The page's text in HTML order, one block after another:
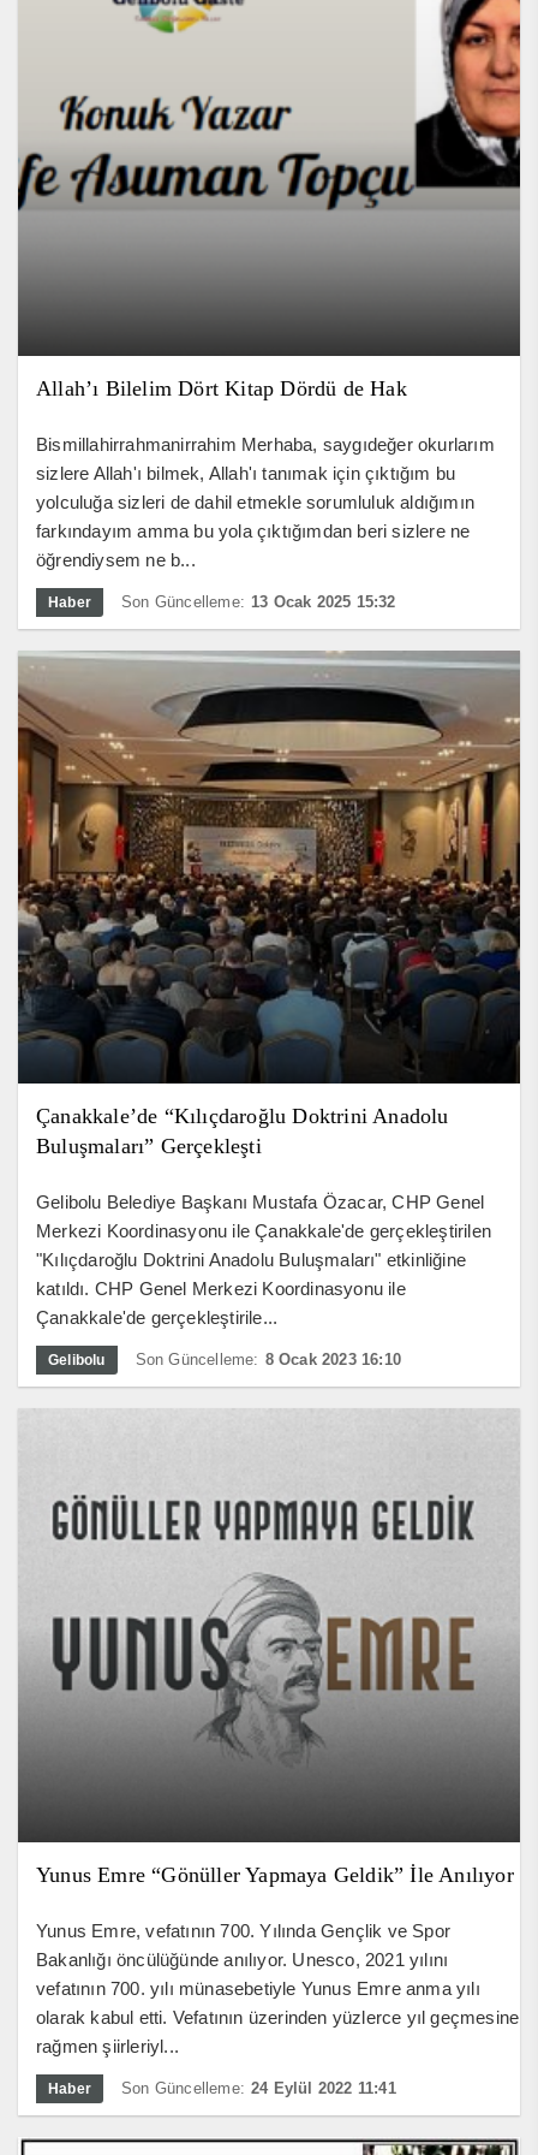
Allah’ı Bilelim Dört Kitap Dördü de Hak
Bismillahirrahmanirrahim Merhaba, saygıdeğer okurlarım
sizlere Allah'ı bilmek, Allah'ı tanımak için çıktığım bu
yolculuğa sizleri de dahil etmekle sorumluluk aldığımın
farkındayım amma bu yola çıktığımdan beri sizlere ne
öğrendiysem ne b...
Haber Son Güncelleme: 13 Ocak 2025 15:32
Çanakkale’de “Kılıçdaroğlu Doktrini Anadolu
Buluşmaları” Gerçekleşti
Gelibolu Belediye Başkanı Mustafa Özacar, CHP Genel
Merkezi Koordinasyonu ile Çanakkale'de gerçekleştirilen
"Kılıçdaroğlu Doktrini Anadolu Buluşmaları" etkinliğine
katıldı. CHP Genel Merkezi Koordinasyonu ile
Çanakkale'de gerçekleştirile...
Gelibolu Son Güncelleme: 8 Ocak 2023 16:10
Yunus Emre “Gönüller Yapmaya Geldik” İle Anılıyor
Yunus Emre, vefatının 700. Yılında Gençlik ve Spor
Bakanlığı öncülüğünde anılıyor. Unesco, 2021 yılını
vefatının 700. yılı münasebetiyle Yunus Emre anma yılı
olarak kabul etti. Vefatının üzerinden yüzlerce yıl geçmesine
rağmen şiirleriyl...
Haber Son Güncelleme: 24 Eylül 2022 11:41